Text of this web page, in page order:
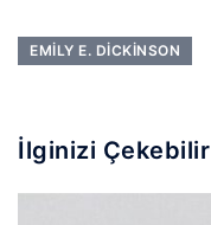
EMILY E. DICKINSON
İlginizi Çekebilir